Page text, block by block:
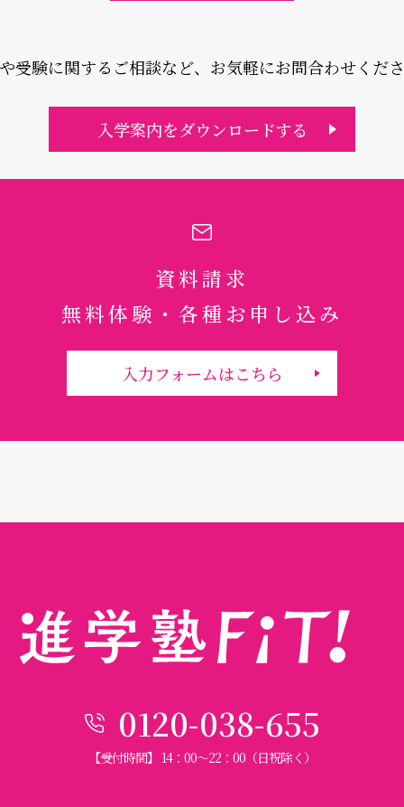
受験に関するご相談など、 お気軽にお問合わせくだ
入学案内をダウンロードする
資料請求
無料体験・各種お申し込み
入力フォームはこちら
0120-038-655
【受付時間】 14：00〜22：00（日祝除く）